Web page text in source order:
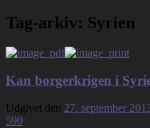
Tag-arkiv: Syrien
Kan borgerkrigen i
Udgivet den 27. september
590